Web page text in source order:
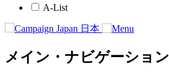
A-List
メイン・ナビゲーション